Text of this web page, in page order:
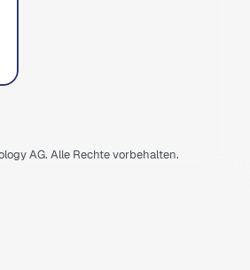
AG. Alle Rechte vorbehalten.